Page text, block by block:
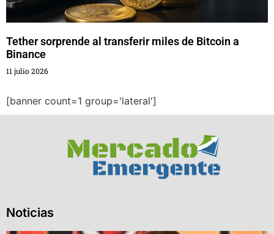
Tether sorprende al transferir miles de Bitcoin a
Binance
11 julio 2026
[banner count=1 group='lateral']
Noticias